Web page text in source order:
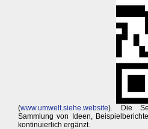
(www.umwelt.siehe.website). Die
Sammlung von Ideen,
kontinuierlich ergänzt.